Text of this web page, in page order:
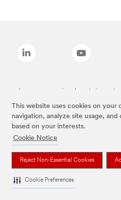
This website uses cookies on your
navigation, analyze site usage,
based on your interests.
Cookie Notice
Reject Non-Essential Cookies
Cookie Preferences
Las marcas mencionadas anteriormente